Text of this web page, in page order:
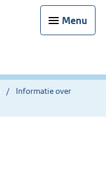
Menu
Informatie over